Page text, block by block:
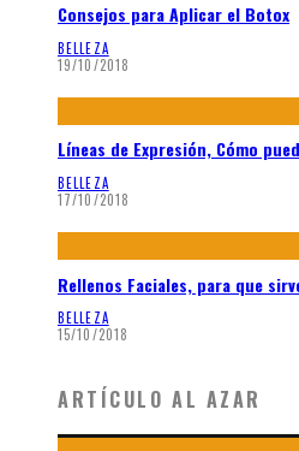
Consejos para Aplicar el Botox
BELLEZA
19/10/2018
Líneas de Expresión, Cómo
BELLEZA
17/10/2018
Rellenos Faciales, para que
BELLEZA
15/10/2018
ARTÍCULO AL AZAR